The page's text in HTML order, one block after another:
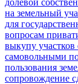
долевой
на земельный
для
вопросам
выкупу
самовольными
пользования
сопровождение